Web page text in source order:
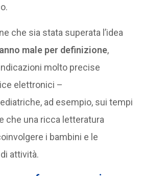
che sia stata superata l’idea
male per definizione,
molto precise
elettronici –
ad esempio, sui tempi
che una ricca letteratura
i bambini e le
attività.